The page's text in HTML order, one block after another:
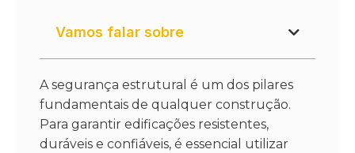
Vamos falar sobre
A segurança estrutural é um dos pilares
fundamentais de qualquer construção.
Para garantir edificações resistentes,
duráveis e confiáveis, é essencial utilizar